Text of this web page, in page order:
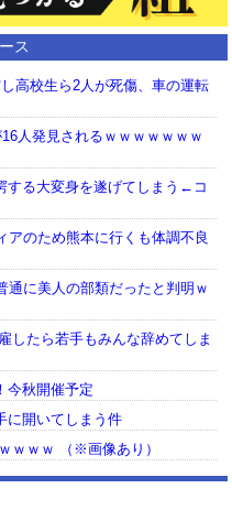
ス
高校生ら2人が死傷、車の運転
人発見されるｗｗｗｗｗｗｗ
する大変身を遂げてしまう←コ
アのため熊本に行くも体調不良
通に美人の部類だったと判明ｗ
したら若手もみんな辞めてしま
今秋開催予定
に開いてしまう件
ｗｗｗ （※画像あり）
が続々乱入 → スタッフが注意し